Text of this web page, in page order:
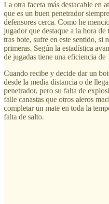
La otra faceta más destacable en
que es un buen penetrador
defensores cerca. Como he
jugador que destaque a la hora
tras bote, sufre en este sentido, si
primeras. Según la estadística
de jugadas tiene una eficiencia de
Cuando recibe y decide dar un
desde la media distancia o de
penetrador, pero su falta de
falle canastas que otros aleros
completar un mate en toda la
falta de salto.